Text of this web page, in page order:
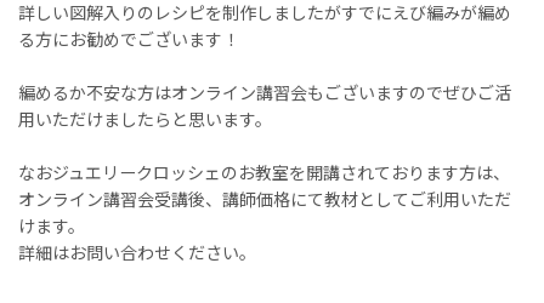
詳しい図解入りのレシピを制作しましたがすでにえび編みが編め
る方にお勧めでございます！
編めるか不安な方はオンライン講習会もございますのでぜひご活
用いただけましたらと思います。
なおジュエリークロッシェのお教室を開講されております方は、
オンライン講習会受講後、講師価格にて教材としてご利用いただ
けます。
詳細はお問い合わせください。